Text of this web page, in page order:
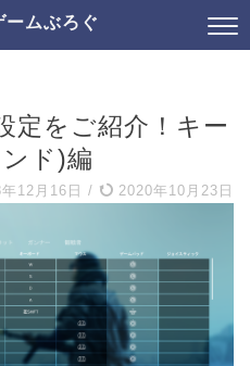
ームぶろぐ
定をご紹介！キー
ド)編
12月16日 / 2020年10月23日